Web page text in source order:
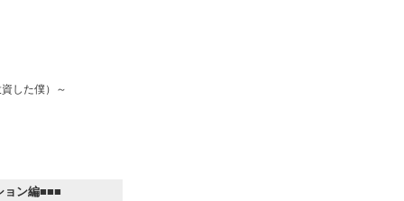
した僕）～
ョン編■■■